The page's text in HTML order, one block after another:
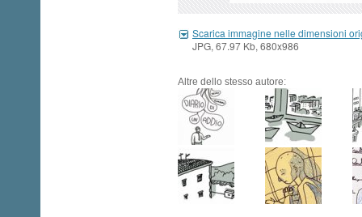
Scarica immagine nelle dimensioni
JPG, 67.97 Kb, 680x986
Altre dello stesso autore: